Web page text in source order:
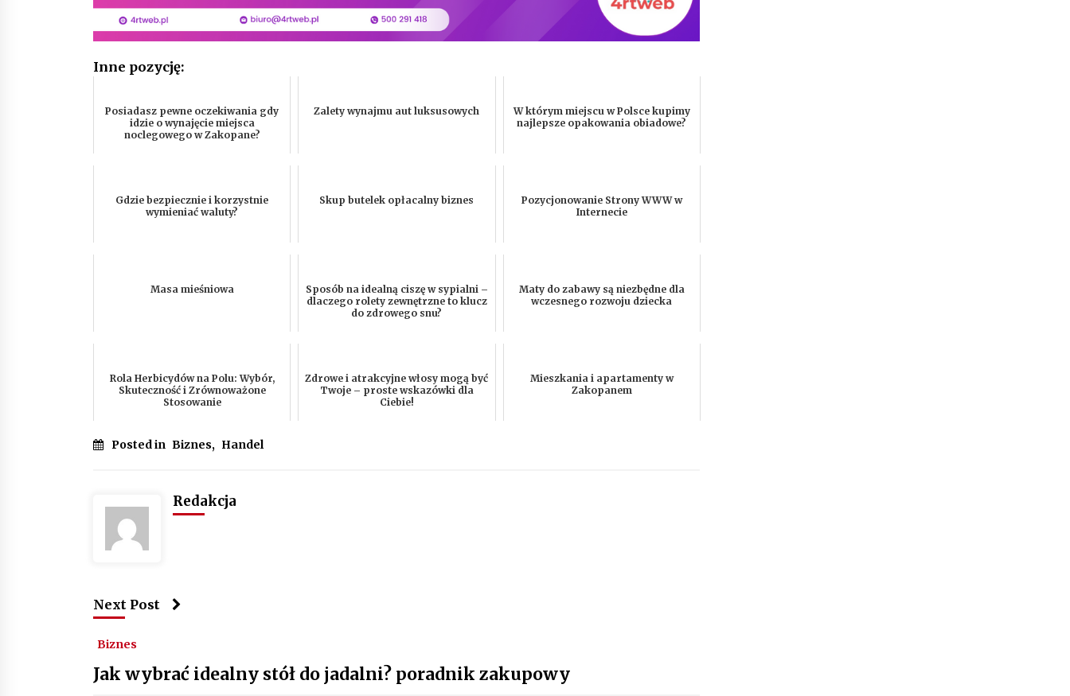
Inne pozycję:
Posiadasz pewne oczekiwania gdy
idzie o wynajęcie miejsca
noclegowego w Zakopane?
Zalety wynajmu aut luksusowych
W którym miejscu w Polsce kupimy
najlepsze opakowania obiadowe?
Gdzie bezpiecznie i korzystnie
wymieniać waluty?
Skup butelek opłacalny biznes
Pozycjonowanie Strony WWW w
Internecie
Masa mieśniowa
Sposób na idealną ciszę w sypialni –
dlaczego rolety zewnętrzne to klucz
do zdrowego snu?
Maty do zabawy są niezbędne dla
wczesnego rozwoju dziecka
Rola Herbicydów na Polu: Wybór,
Skuteczność i Zrównoważone
Stosowanie
Zdrowe i atrakcyjne włosy mogą być
Twoje – proste wskazówki dla
Ciebie!
Mieszkania i apartamenty w
Zakopanem
Posted in Biznes, Handel
Redakcja
Next Post
Biznes
Jak wybrać idealny stół do jadalni? poradnik zakupowy